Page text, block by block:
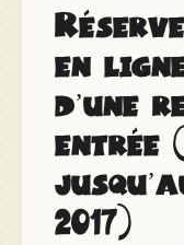
en
d’une
entrée
2017)